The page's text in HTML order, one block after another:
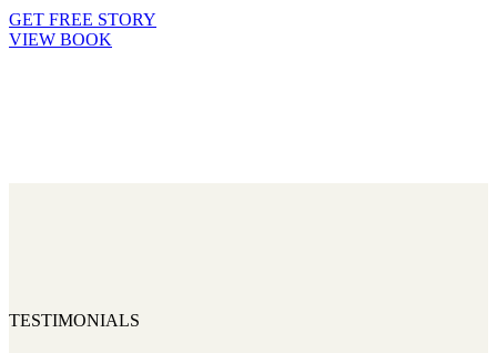
GET FREE STORY
VIEW BOOK
TESTIMONIALS